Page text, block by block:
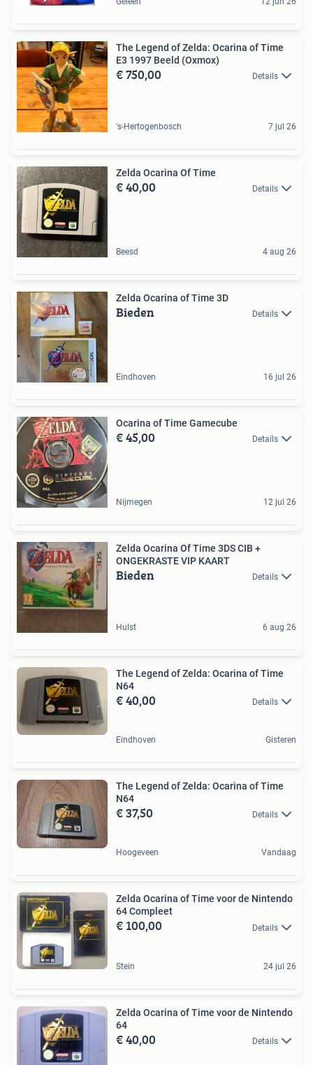
The Legend of Zelda: Ocarina of Time
E3 1997 Beeld (Oxmox)
€ 750,00 Details
's-Hertogenbosch 7 jul 26
Zelda Ocarina Of Time
€ 40,00 Details
Beesd 4 aug 26
Zelda Ocarina of Time 3D
Bieden Details
Eindhoven 16 jul 26
Ocarina of Time Gamecube
€ 45,00 Details
Nijmegen 12 jul 26
Zelda Ocarina Of Time 3DS CIB +
ONGEKRASTE VIP KAART
Bieden Details
Hulst 6 aug 26
The Legend of Zelda: Ocarina of Time
N64
€ 40,00 Details
Eindhoven Gisteren
The Legend of Zelda: Ocarina of Time
N64
€ 37,50 Details
Hoogeveen Vandaag
Zelda Ocarina of Time voor de Nintendo
64 Compleet
€ 100,00 Details
Stein 24 jul 26
Zelda Ocarina of Time voor de Nintendo
64
€ 40,00 Details